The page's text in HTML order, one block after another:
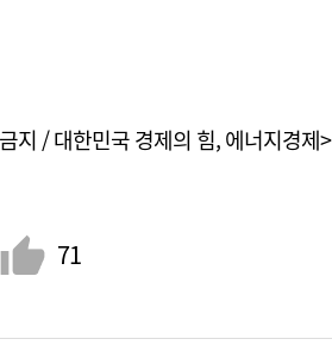
지 / 대한민국 경제의 힘, 에너지경제>
71